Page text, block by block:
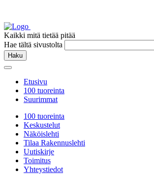
Kaikki mitä tietää pitää
Hae tältä sivustolta
Haku
Etusivu
100 tuoreinta
Suurimmat
100 tuoreinta
Keskustelut
Näköislehti
Tilaa Rakennuslehti
Uutiskirje
Toimitus
Yhteystiedot